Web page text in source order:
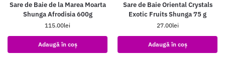
Sare de Baie de la Marea Moarta
Shunga Afrodisia 600g
115.00lei
Adaugă în coș
Sare de Baie Oriental Crystals
Exotic Fruits Shunga 75 g
27.00lei
Adaugă în coș